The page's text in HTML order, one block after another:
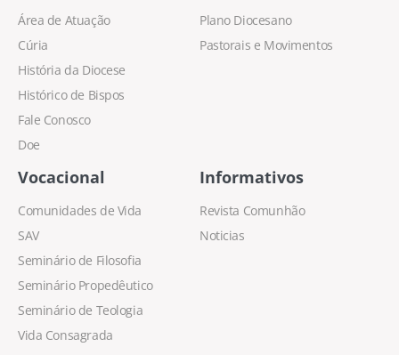
Área de Atuação
Cúria
História da Diocese
Histórico de Bispos
Fale Conosco
Doe
Plano Diocesano
Pastorais e Movimentos
Vocacional
Comunidades de Vida
SAV
Seminário de Filosofia
Seminário Propedêutico
Seminário de Teologia
Vida Consagrada
Informativos
Revista Comunhão
Noticias